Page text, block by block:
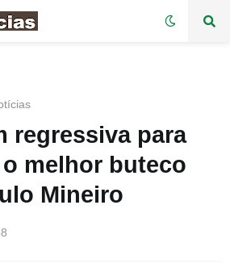
regressiva para
melhor buteco
Mineiro